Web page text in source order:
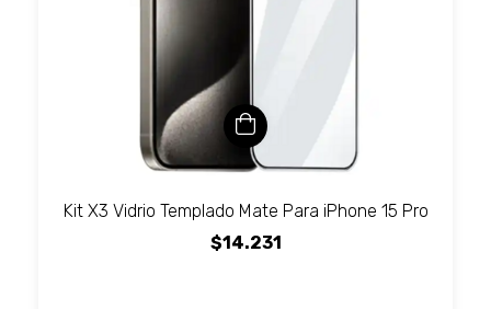
Kit X3 Vidrio Templado Mate Para iPhone 15 Pro
$14.231